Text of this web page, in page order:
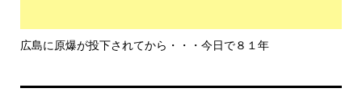
広島に原爆が投下されてから・・・今日で８１年